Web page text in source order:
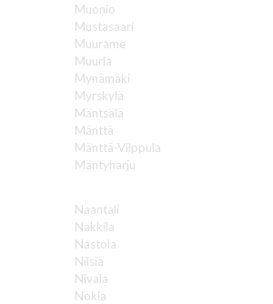
Muonio
Mustasaari
Muurame
Muurla
Mynämäki
Myrskylä
Mäntsälä
Mänttä
Mänttä-Vilppula
Mäntyharju
Naantali
Nakkila
Nastola
Nilsiä
Nivala
Nokia